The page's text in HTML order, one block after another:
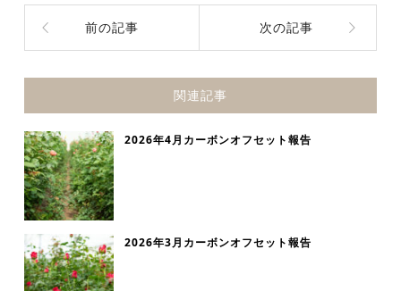
前の記事 次の記事
関連記事
2026年4月カーボンオフセット報告
2026年3月カーボンオフセット報告